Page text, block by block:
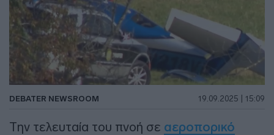
DEBATER NEWSROOM 19.09.2025 | 15:09
Την τελευταία του πνοή σε αεροπορικό